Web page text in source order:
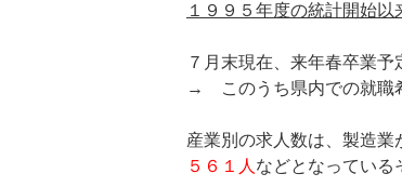
１９９５年度の統計開始以
７月末現在、来年春卒業
→ このうち県内での就職
産業別の求人数は、製造業
５６１人などとなっている